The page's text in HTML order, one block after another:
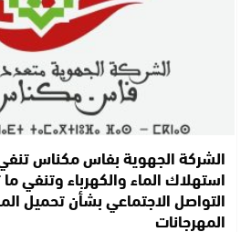
الشركة الجهوية بفاس مكناس تنفي
استهلاك الماء والكهرباء وتنفي
التواصل الاجتماعي بشأن تحميل
المهرجانات